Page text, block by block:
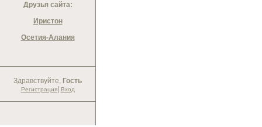
Друзья сайта:
Иристон
Осетия-Алания
Здравствуйте, Гость
Регистрация| Вход